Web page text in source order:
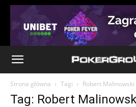
Strona główna Tagi Robert Malinowski
Tag: Robert